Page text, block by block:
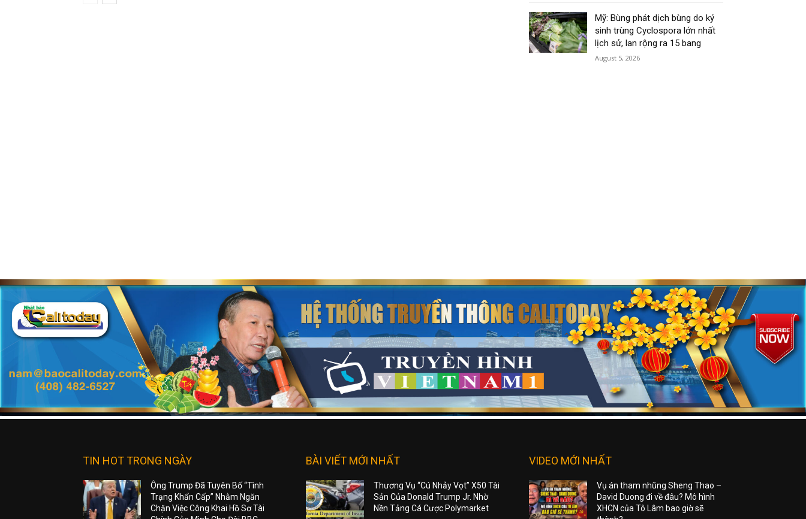
Mỹ: Bùng phát dịch bùng do ký
sinh trùng Cyclospora lớn nhất
lịch sử, lan rộng ra 15 bang
August 5, 2026
TIN HOT TRONG NGÀY
Ông Trump Đã Tuyên Bố “Tình
Trạng Khẩn Cấp” Nhằm Ngăn
Chặn Việc Công Khai Hồ Sơ Tài
BÀI VIẾT MỚI NHẤT
Thương Vụ “Cú Nhảy Vọt” X50 Tài
Sản Của Donald Trump Jr. Nhờ
Nền Tảng Cá Cược Polymarket
VIDEO MỚI NHẤT
Vụ án tham nhũng Sheng Thao –
David Duong đi về đâu? Mô hình
XHCN của Tô Lâm bao giờ sẽ